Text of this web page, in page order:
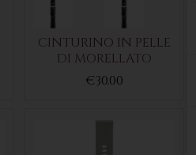
CINTURINO IN PELLE
DI MORELLATO
€30.00